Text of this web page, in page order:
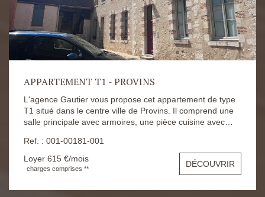
APPARTEMENT T1 - PROVINS
L'agence Gautier vous propose cet appartement de type
T1 situé dans le centre ville de Provins. Il comprend une
salle principale avec armoires, une pièce cuisine avec
réfrigérateur) et aménagements, une salle d'eau, une
pièce WC. Le logement possède également une place de
parking privative ouverte. Le loyer est fixé à 560€ et
charges de 55€ (eau). Dépôt de garantie à 560€
Honoraires d'agence à 555,61€ Les risques auxquels ce
Ref. : 001-00181-001
Loyer 615 €/mois
charges comprises ** DÉCOUVRIR